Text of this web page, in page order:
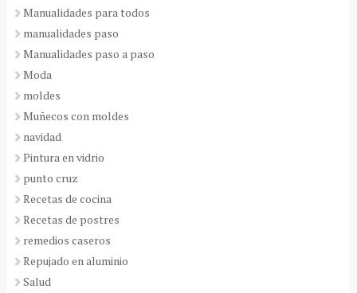
Manualidades para todos
manualidades paso
Manualidades paso a paso
Moda
moldes
Muñecos con moldes
navidad
Pintura en vidrio
punto cruz
Recetas de cocina
Recetas de postres
remedios caseros
Repujado en aluminio
Salud